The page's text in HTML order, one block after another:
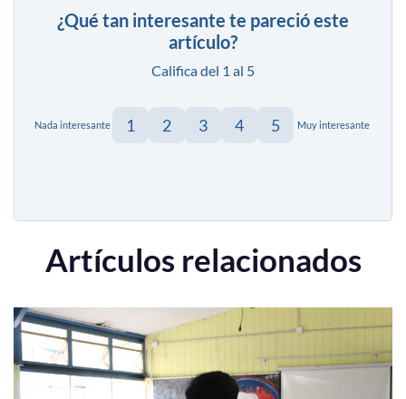
¿Qué tan interesante te pareció este
artículo?
Califica del 1 al 5
Nada interesante 1 2 3 4 5 Muy interesante
Artículos relacionados